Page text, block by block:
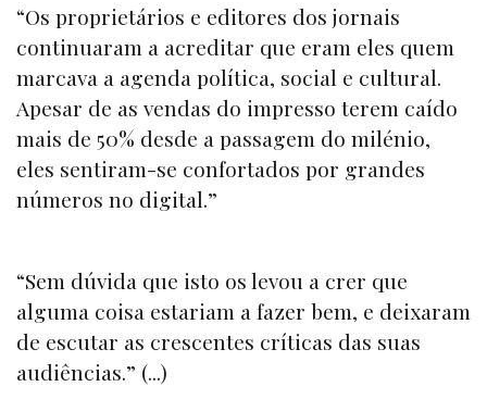
“Os proprietários e editores dos jornais
continuaram a acreditar que eram eles quem
marcava a agenda política, social e cultural.
Apesar de as vendas do impresso terem caído
mais de 50% desde a passagem do milénio,
eles sentiram-se confortados por grandes
números no digital.”
“Sem dúvida que isto os levou a crer que
alguma coisa estariam a fazer bem, e deixaram
de escutar as crescentes críticas das suas
audiências.” (...)